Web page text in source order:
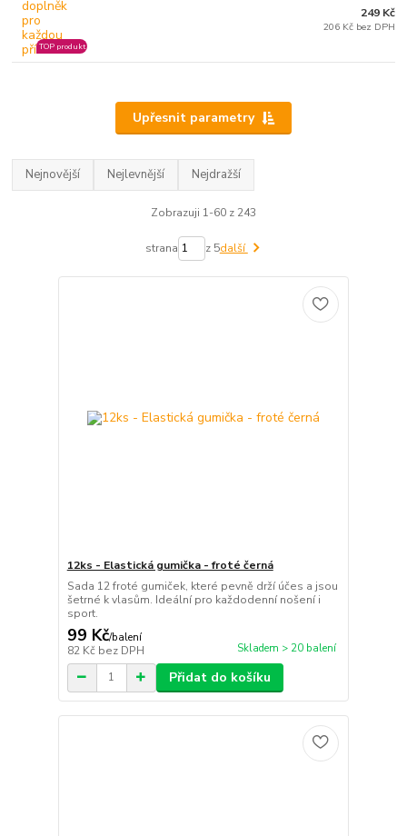
TOP produkt
249 Kč
206 Kč bez DPH
Upřesnit parametry
Nejnovější Nejlevnější Nejdražší
Zobrazuji 1-60 z 243
strana z 5další
12ks - Elastická gumička - froté černá
Sada 12 froté gumiček, které pevně drží účes a jsou
šetrné k vlasům. Ideální pro každodenní nošení i
sport.
99 Kč/balení
82 Kč bez DPH Skladem > 20 balení
Přidat do košíku